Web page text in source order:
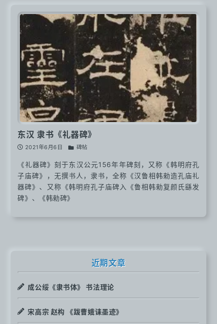
东汉 隶书《礼器碑》
2021年6月6日 碑帖
《礼器碑》刻于东汉公元156年年碑刻，又称《韩明府孔
子庙碑》，无撰书人，隶书，全称《汉鲁相韩勑造孔庙礼
器碑》、又称《韩明府孔子庙碑入《鲁相韩勑复颜氏繇发
碑》、《韩勑碑》
近期文章
成公绥《隶书体》 书法理论
宋高宗 赵构 《跋曹娥诔墨迹》